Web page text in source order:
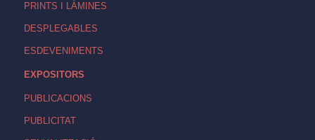
PRINTS I LÀMINES
DESPLEGABLES
ESDEVENIMENTS
EXPOSITORS
PUBLICACIONS
PUBLICITAT